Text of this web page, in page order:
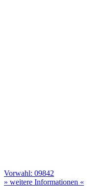
Vorwahl: 09842
» weitere Informationen «